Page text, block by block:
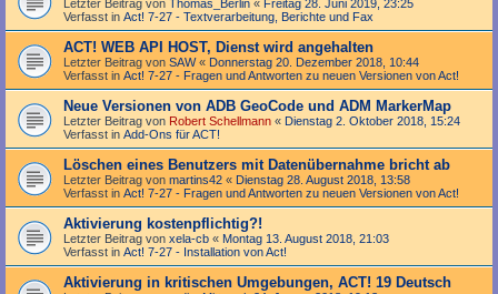
Letzter Beitrag von Thomas_Berlin « Freitag 28. Juni 2019, 23:25
Verfasst in Act! 7-27 - Text­­ver­arbei­tung, Berichte und Fax
ACT! WEB API HOST, Dienst wird angehalten
Letzter Beitrag von SAW« Donnerstag 20. Dezember 2018, 10:44
Verfasst in Act! 7-27 - Fragen und Antworten zu neuen Versionen von Act!
Neue Versionen von ADB GeoCode und ADM MarkerMap
Letzter Beitrag von Robert Schellmann « Dienstag 2. Oktober 2018, 15:24
Verfasst in Add-Ons für ACT!
Löschen eines Benutzers mit Datenübernahme bricht ab
Letzter Beitrag von martins42 « Dienstag 28. August 2018, 13:58
Verfasst in Act! 7-27 - Fragen und Antworten zu neuen Versionen von Act!
Aktivierung kostenpflichtig?!
Letzter Beitrag von xela-cb « Montag 13. August 2018, 21:03
Verfasst in Act! 7-27 - Installation von Act!
Aktivierung in kritischen Umgebungen, ACT! 19 Deutsch